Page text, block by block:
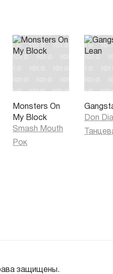
Monsters On
My Block
Smash Mouth
Рок
Don
защищены.